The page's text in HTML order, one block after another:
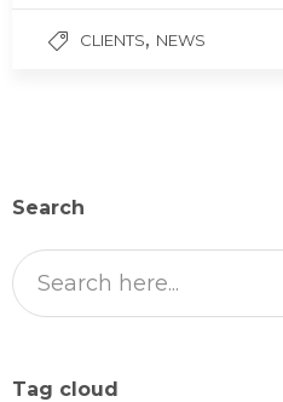
CLIENTS, NEWS
Search
Tag cloud